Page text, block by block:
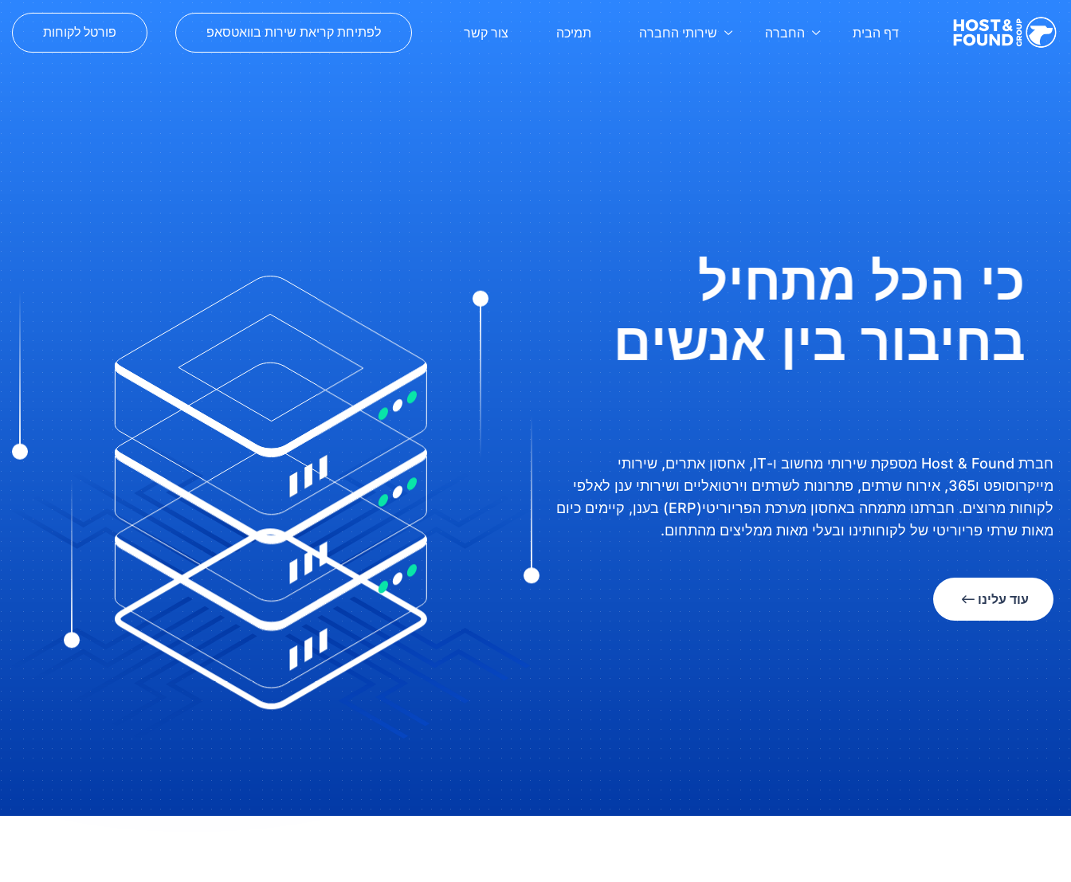
דף הבית החברה שירותי החברה תמיכה צור קשר לפתיחת קריאת שירות בוואטסאפ פורטל לקוחות
כי הכל מתחיל
בחיבור בין אנשים
חברת Host & Found מספקת שירותי מחשוב ו-IT, אחסון אתרים, שירותי
מייקרוסופט ו365, אירוח שרתים, פתרונות לשרתים וירטואליים ושירותי ענן לאלפי
לקוחות מרוצים. חברתנו מתמחה באחסון מערכת הפריוריטי(ERP) בענן, קיימים כיום
מאות שרתי פריוריטי של לקוחותינו ובעלי מאות ממליצים מהתחום.
עוד עלינו